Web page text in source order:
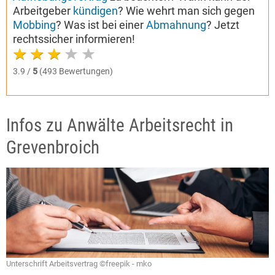
Arbeitgeber kündigen? Wie wehrt man sich gegen
Mobbing? Was ist bei einerAbmahnung? Jetzt
rechtssicher informieren!
3.9 / 5 (493 Bewertungen)
Infos zu Anwälte Arbeitsrecht in
Grevenbroich
Unterschrift Arbeitsvertrag ©freepik - mko